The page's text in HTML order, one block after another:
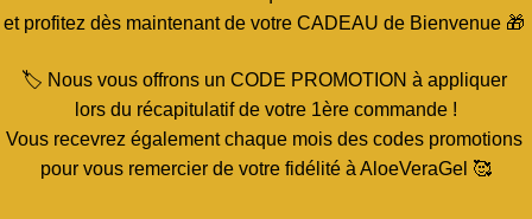
et profitez dès maintenant de votre CADEAU de Bienvenue 🎁
🏷️ Nous vous offrons un CODE PROMOTION à appliquer
lors du récapitulatif de votre 1ère commande !
Vous recevrez également chaque mois des codes promotions
pour vous remercier de votre fidélité à AloeVeraGel 🥰